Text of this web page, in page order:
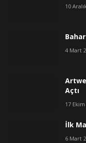
10
4 Mart
Açtı
17
İlk
6 Mart